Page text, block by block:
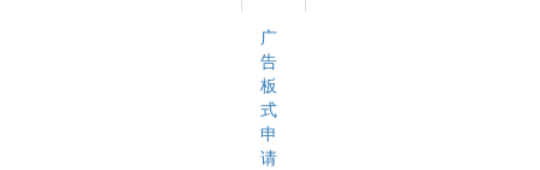
广
告
板
式
申
请